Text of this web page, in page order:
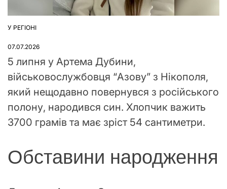
ОПУБЛІКУВАТИ
У РЕГІОНІ
07.07.2026
5 липня у Артема Дубини,
військовослужбовця “Азову” з Нікополя,
який нещодавно повернувся з російського
полону, народився син. Хлопчик важить
3700 грамів та має зріст 54 сантиметри.
Обставини народження